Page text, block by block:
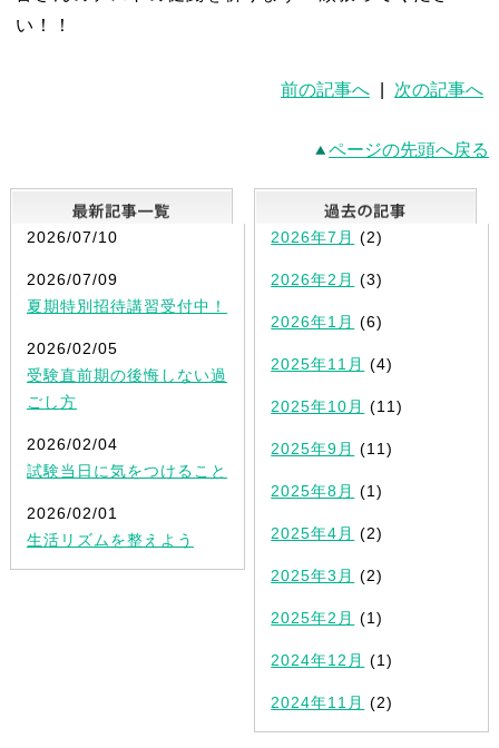
い！！
前の記事へ 次の記事へ
ページの先頭へ戻る
最新記事一覧
2026/07/10
2026/07/09
夏期特別招待講習受付中！
2026/02/05
受験直前期の後悔しない過
ごし方
2026/02/04
試験当日に気をつけること
2026/02/01
生活リズムを整えよう
2026年7月 (2)
2026年2月 (3)
2026年1月 (6)
2025年11月 (4)
2025年10月 (11)
2025年9月 (11)
2025年8月 (1)
2025年4月 (2)
2025年3月 (2)
2025年2月 (1)
2024年12月 (1)
2024年11月 (2)